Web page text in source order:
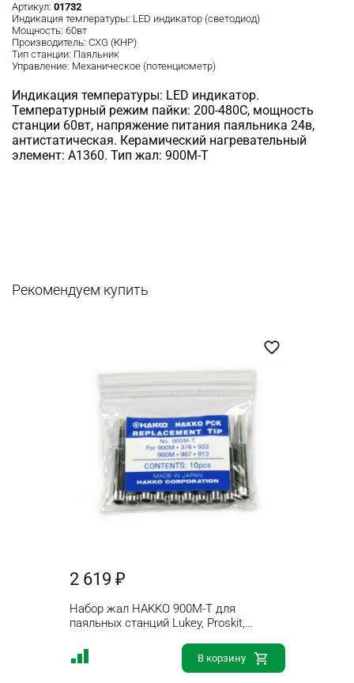
Артикул: 01732
Индикация температуры: LED индикатор (светодиод)
Мощность: 60вт
Производитель: CXG (КНР)
Тип станции: Паяльник
Управление: Механическое (потенциометр)
Индикация температуры: LED индикатор.
Температурный режим пайки: 200-480С, мощность
станции 60вт, напряжение питания паяльника 24в,
антистатическая. Керамический нагревательный
элемент: A1360. Тип жал: 900M-T
Рекомендуем купить
2 619 ₽
Набор жал HAKKO 900M-T для
паяльных станций Lukey, Proskit,
В корзину